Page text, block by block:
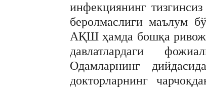
инфекциянинг
беролмаслиги маълум
AҚШ ҳамда бошқа
давлатлардаги
Одамларнинг
докторларнинг